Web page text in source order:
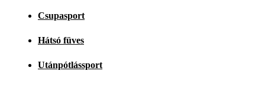
Csupasport
Hátsó füves
Utánpótlássport